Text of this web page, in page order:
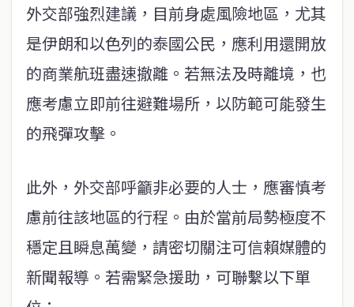
外交部強烈建議，目前身處風險地區，尤其
是伊朗和以色列的泰國公民，應利用還開放
的商業航班盡速撤離。若無法及時離境，也
應考慮立即前往避難場所，以防範可能發生
的飛彈攻擊。
此外，外交部呼籲非必要的人士，應審慎考
慮前往該地區的行程。由於當前局勢極度不
穩定且瞬息萬變，請密切關注可信賴媒體的
新聞報導。若需緊急援助，可聯繫以下單